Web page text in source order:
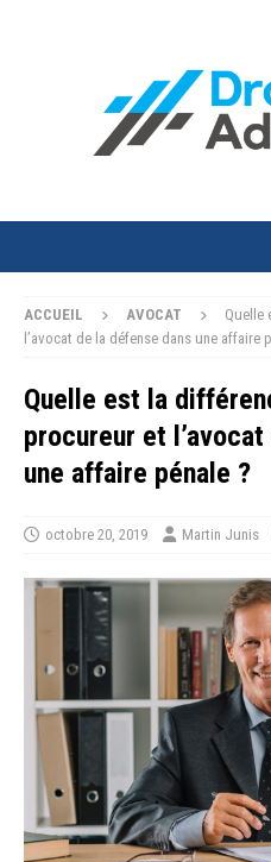
ACCUEIL AVOCAT
Quelle
l’avocat de la défense dans une affaire
Quelle est la
procureur et
une affaire pénale ?
octobre 20, 2019 Martin Junis